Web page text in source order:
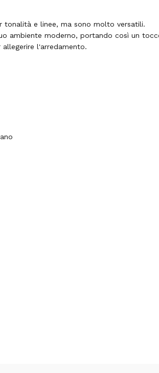
tonalità e linee, ma sono molto versatili.
ambiente moderno, portando così un
l'arredamento.